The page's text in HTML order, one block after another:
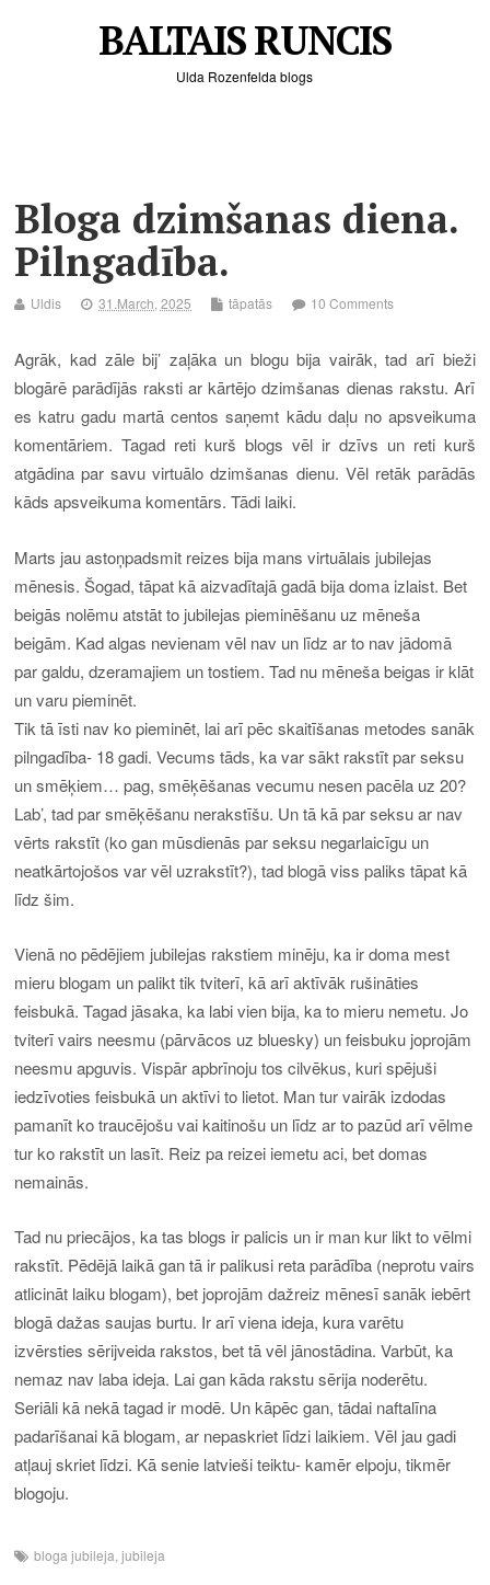
BALTAIS RUNCIS
Ulda Rozenfelda blogs
Bloga dzimšanas diena.
Pilngadība.
Uldis 31.March, 2025 tāpatās 10 Comments
Agrāk, kad zāle bij’ zaļāka un blogu bija vairāk, tad arī bieži
blogārē parādījās raksti ar kārtējo dzimšanas dienas rakstu. Arī
es katru gadu martā centos saņemt kādu daļu no apsveikuma
komentāriem. Tagad reti kurš blogs vēl ir dzīvs un reti kurš
atgādina par savu virtuālo dzimšanas dienu. Vēl retāk parādās
kāds apsveikuma komentārs. Tādi laiki.
Marts jau astoņpadsmit reizes bija mans virtuālais jubilejas
mēnesis. Šogad, tāpat kā aizvadītajā gadā bija doma izlaist. Bet
beigās nolēmu atstāt to jubilejas pieminēšanu uz mēneša
beigām. Kad algas nevienam vēl nav un līdz ar to nav jādomā
par galdu, dzeramajiem un tostiem.Tad nu mēneša beigas ir klāt
un varu pieminēt.
Tik tā īsti nav ko pieminēt, lai arī pēc skaitīšanas metodes sanāk
pilngadība- 18 gadi. Vecums tāds, ka var sākt rakstīt par seksu
un smēķiem… pag, smēķēšanas vecumu nesen pacēla uz 20?
Lab’, tad par smēķēšanu nerakstīšu. Un tā kā par seksu ar nav
vērts rakstīt (ko gan mūsdienās par seksu negarlaicīgu un
neatkārtojošos var vēl uzrakstīt?), tad blogā viss paliks tāpat kā
līdz šim.
Vienā no pēdējiem jubilejas rakstiem minēju, ka ir doma mest
mieru blogam un palikt tik tviterī, kā arī aktīvāk rušināties
feisbukā. Tagad jāsaka, ka labi vien bija, ka to mieru nemetu. Jo
tviterī vairs neesmu (pārvācos uz bluesky) un feisbuku joprojām
neesmu apguvis.Vispār apbrīnoju tos cilvēkus, kuri spējuši
iedzīvoties feisbukā un aktīvi to lietot. Man tur vairāk izdodas
pamanīt ko traucējošu vai kaitinošu un līdz ar to pazūd arī vēlme
tur ko rakstīt un lasīt. Reiz pa reizei iemetu aci, bet domas
nemainās.
Tad nu priecājos, ka tas blogs ir palicis un ir man kur likt to vēlmi
rakstīt. Pēdējā laikā gan tā ir palikusi reta parādība (neprotu vairs
atlicināt laiku blogam), bet joprojām dažreiz mēnesī sanāk iebērt
blogā dažas saujas burtu. Ir arī viena ideja, kura varētu
izvērsties sērijveida rakstos, bet tā vēl jānostādina. Varbūt, ka
nemaz nav laba ideja. Lai gan kāda rakstu sērija noderētu.
Seriāli kā nekā tagad ir modē. Un kāpēc gan, tādai naftalīna
padarīšanai kā blogam, ar nepaskriet līdzi laikiem. Vēl jau gadi
atļauj skriet līdzi. Kā senie latvieši teiktu- kamēr elpoju, tikmēr
blogoju.
bloga jubileja ,jubileja